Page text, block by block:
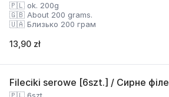
🇵🇱 ok. 200g
🇬🇧 About 200 grams.
🇺🇦 Близько 200 грам
13,90 zł
Fileciki serowe [6szt.] / Сирне філе